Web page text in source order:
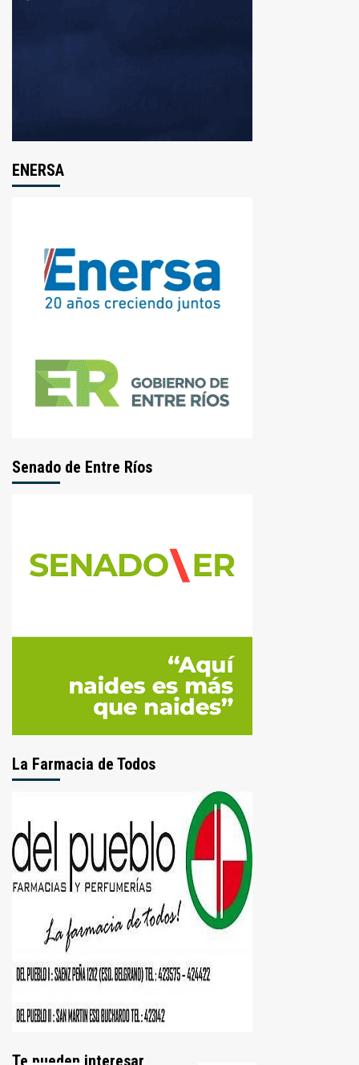
ENERSA
Senado de Entre Ríos
La Farmacia de Todos
Te pueden interesar